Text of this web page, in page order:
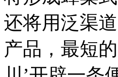
还将用泛渠
产品，最短